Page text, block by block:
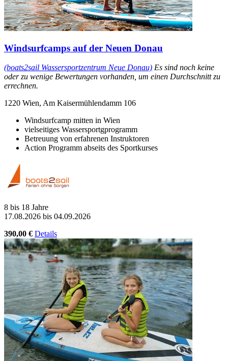
Windsurfcamps auf der Neuen Donau
(boats2sail Wassersportzentrum Neue Donau) Es sind noch keine
oder zu wenige Bewertungen vorhanden, um einen Durchschnitt zu
errechnen.
1220 Wien, Am Kaisermühlendamm 106
Windsurfcamp mitten in Wien
vielseitiges Wassersportgprogramm
Betreuung von erfahrenen Instruktoren
Action Programm abseits des Sportkurses
8 bis 18 Jahre
17.08.2026 bis 04.09.2026
390,00 € Details